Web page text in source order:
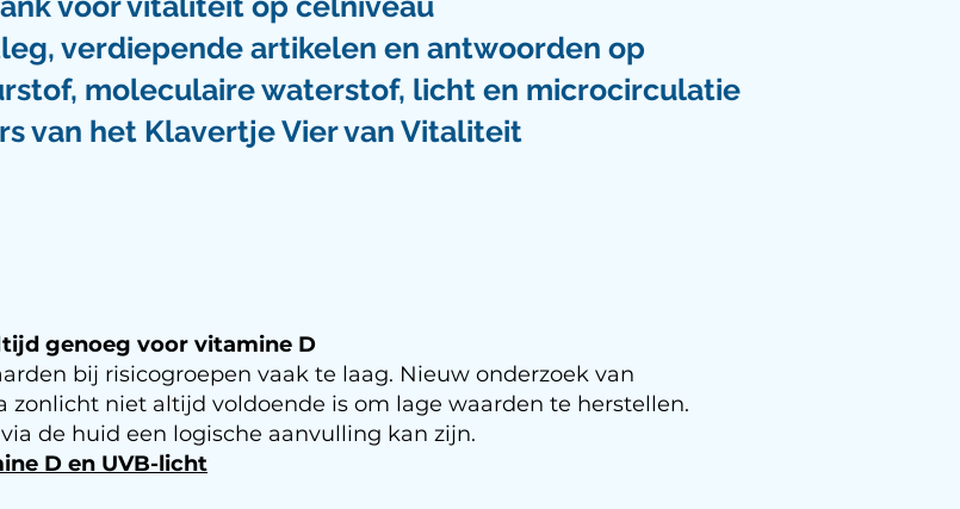
verdiepende artikelen en antwoorden op
moleculaire waterstof, licht en microcirculatie
van het Klavertje Vier van Vitaliteit
genoeg voor vitamine D
bij risicogroepen vaak te laag. Nieuw onderzoek van
zonlicht niet altijd voldoende is om lage waarden te herstellen.
de huid een logische aanvulling kan zijn.
D en UVB-licht